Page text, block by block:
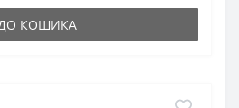
КОШИКА